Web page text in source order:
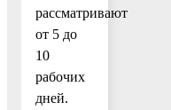
рассматривают
от 5 до
10
рабочих
дней.